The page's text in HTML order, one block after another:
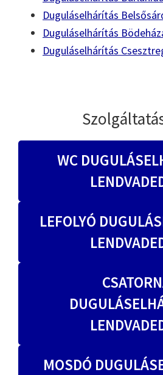
Duguláselhárítás
Duguláselhárítás
Duguláselhárítás
WC
LEFOLYÓ
MOSDÓ